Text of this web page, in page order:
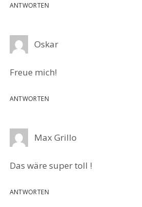
ANTWORTEN
Oskar
Freue mich!
ANTWORTEN
Max Grillo
Das wäre super toll !
ANTWORTEN